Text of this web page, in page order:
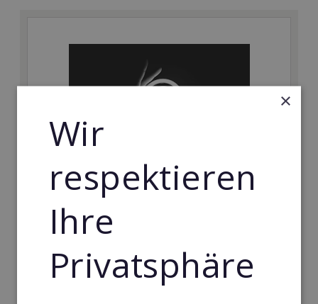
Werden Sie jetzt Partner in einem der weltweit
führenden Maklernetzwerke.
Min. Eigenkapital:
30.000€
×
Wir
respektieren
Ihre
Privatsphäre